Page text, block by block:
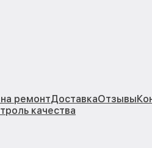
ремонтДоставкаОтзывы
качества